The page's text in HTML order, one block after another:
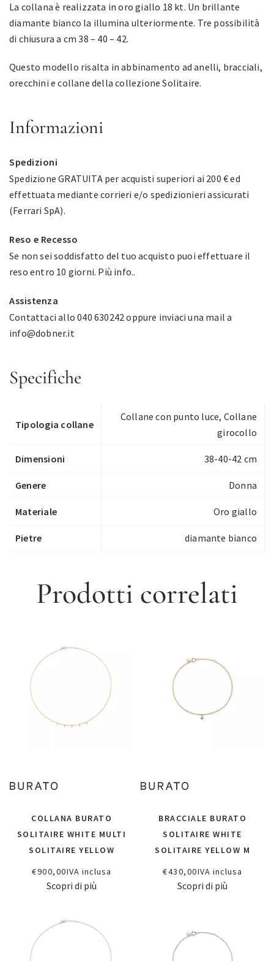
La collana è realizzata in oro giallo 18 kt. Un brillante
diamante bianco la illumina ulteriormente. Tre possibilità
di chiusura a cm 38 – 40 – 42.
Questo modello risalta in abbinamento ad anelli, bracciali,
orecchini e collane della collezione Solitaire.
Informazioni
Spedizioni
Spedizione GRATUITA per acquisti superiori ai 200 € ed
effettuata mediante corrieri e/o spedizionieri assicurati
(Ferrari SpA).
Reso e Recesso
Se non sei soddisfatto del tuo acquisto puoi effettuare il
reso entro 10 giorni. Più info..
Assistenza
Contattaci allo 040 630242 oppure inviaci una mail a
info@dobner.it
Specifiche
Tipologia collane
Collane con punto luce, Collane
girocollo
Dimensioni 38-40-42 cm
Genere Donna
Materiale Oro giallo
Pietre diamante bianco
Prodotti correlati
COLLANA BURATO
SOLITAIRE WHITE MULTI
SOLITAIRE YELLOW
€900,00IVA inclusa
Scopri di più
BRACCIALE BURATO
SOLITAIRE WHITE
SOLITAIRE YELLOW M
€430,00IVA inclusa
Scopri di più